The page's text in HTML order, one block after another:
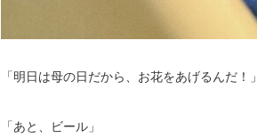
「明日は母の日だから、お花をあげるんだ！
「あと、ビール」